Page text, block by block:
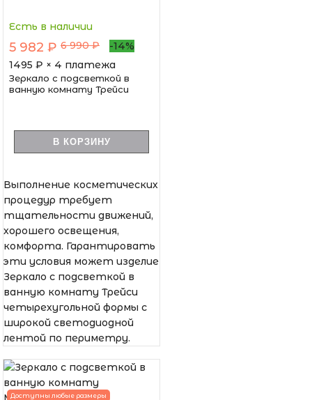
Есть в наличии
5 982 ₽ 6 990 ₽
-14%
1495 ₽ × 4 платежа
Зеркало с подсветкой в
ванную комнату Трейси
В КОРЗИНУ
Выполнение косметических
процедур требует
тщательности движений,
хорошего освещения,
комфорта. Гарантировать
эти условия может изделие
Зеркало с подсветкой в
ванную комнату Трейси
четырехугольной формы с
широкой светодиодной
лентой по периметру.
Доступны любые размеры